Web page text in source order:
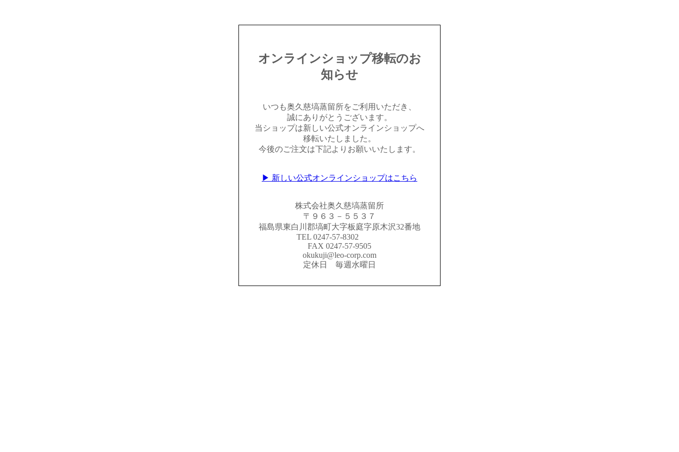
オンラインショップ移転のお
知らせ
いつも奥久慈塙蒸留所をご利用いただき、
誠にありがとうございます。
当ショップは新しい公式オンラインショップへ
移転いたしました。
今後のご注文は下記よりお願いいたします。
▶ 新しい公式オンラインショップはこちら
株式会社奥久慈塙蒸留所
〒９６３－５５３７
福島県東白川郡塙町大字板庭字原木沢32番地
TEL 0247-57-8302
FAX 0247-57-9505
okukuji@leo-corp.com
定休日 毎週水曜日